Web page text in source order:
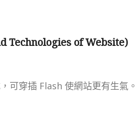
Technologies of Website)
可穿插 Flash 使網站更有生氣。